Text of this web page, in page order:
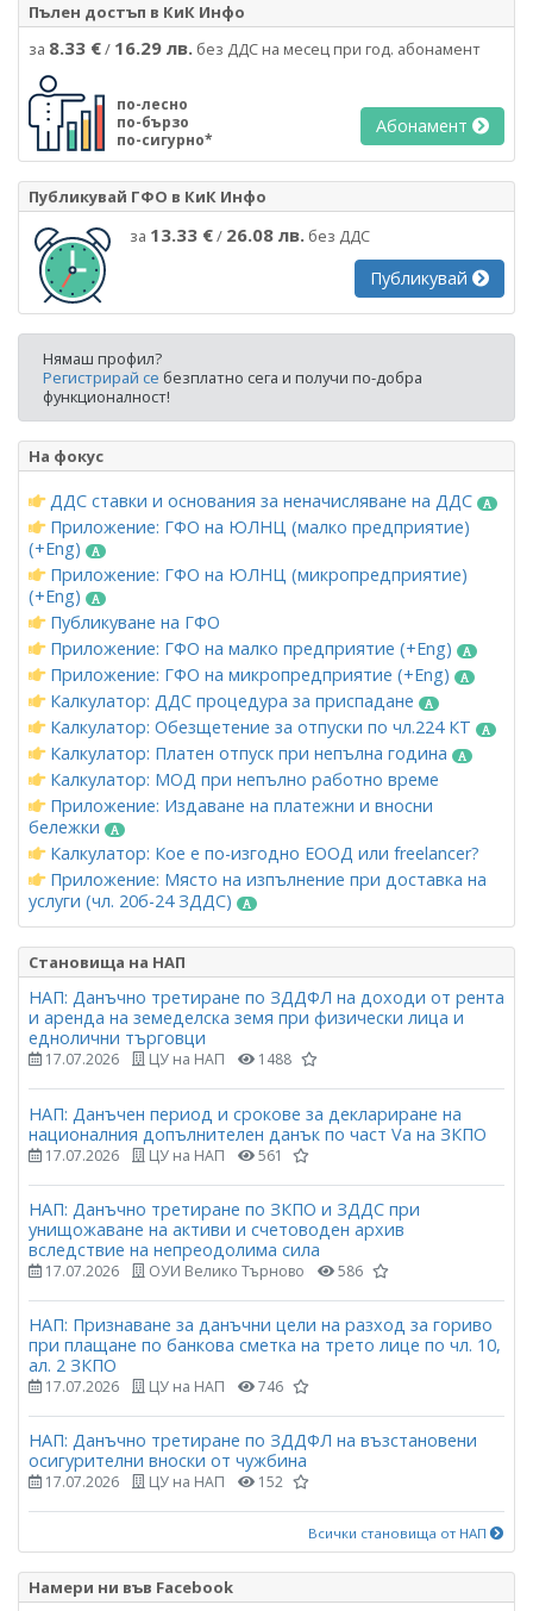
Пълен достъп в КиК Инфо
за 8.33 €/ 16.29 лв. без ДДС на месец при год. абонамент
по-лесно
по-бързо
по-сигурно*
Абонамент
Публикувай ГФО в КиК Инфо
за 13.33 €/ 26.08 лв. без ДДС
Публикувай
Нямаш профил?
Регистрирай се безплатно сега и получи по-добра
функционалност!
На фокус
ДДС ставки и основания за неначисляване на ДДС
Приложение: ГФО на ЮЛНЦ (малко предприятие)
(+Eng)
Приложение: ГФО на ЮЛНЦ (микропредприятие)
(+Eng)
Публикуване на ГФО
Приложение: ГФО на малко предприятие (+Eng)
Приложение: ГФО на микропредприятие (+Eng)
Калкулатор: ДДС процедура за приспадане
Калкулатор: Обезщетение за отпуски по чл.224 КТ
Калкулатор: Платен отпуск при непълна година
Калкулатор: МОД при непълно работно време
Приложение: Издаване на платежни и вносни
бележки
Калкулатор: Кое е по-изгодно ЕООД или freelancer?
Приложение: Място на изпълнение при доставка на
услуги (чл. 20б-24 ЗДДС)
Становища на НАП
НАП: Данъчно третиране по ЗДДФЛ на доходи от рента
и аренда на земеделска земя при физически лица и
еднолични търговци
17.07.2026 ЦУ на НАП 1488
НАП: Данъчен период и срокове за деклариране на
националния допълнителен данък по част Vа на ЗКПО
17.07.2026 ЦУ на НАП 561
НАП: Данъчно третиране по ЗКПО и ЗДДС при
унищожаване на активи и счетоводен архив
вследствие на непреодолима сила
17.07.2026 ОУИ Велико Търново 586
НАП: Признаване за данъчни цели на разход за гориво
при плащане по банкова сметка на трето лице по чл. 10,
ал. 2 ЗКПО
17.07.2026 ЦУ на НАП 746
НАП: Данъчно третиране по ЗДДФЛ на възстановени
осигурителни вноски от чужбина
17.07.2026 ЦУ на НАП 152
Всички становища от НАП
Намери ни във Facebook